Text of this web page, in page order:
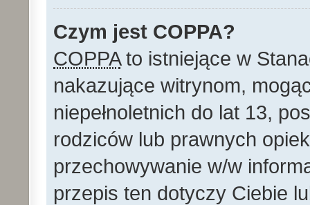
Czym jest COPPA?
COPPAto istniejące w
nakazujące witrynom,
niepełnoletnich do lat 13,
rodziców lub prawnych
przechowywanie w/w
przepis ten dotyczy Ciebie